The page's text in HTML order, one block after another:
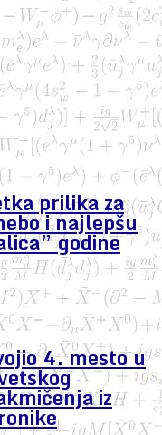
prilika za
i najlepšu
godine
4. mesto u
iz